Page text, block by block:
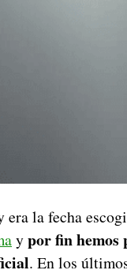
la fecha
ypor fin hemos
. En los